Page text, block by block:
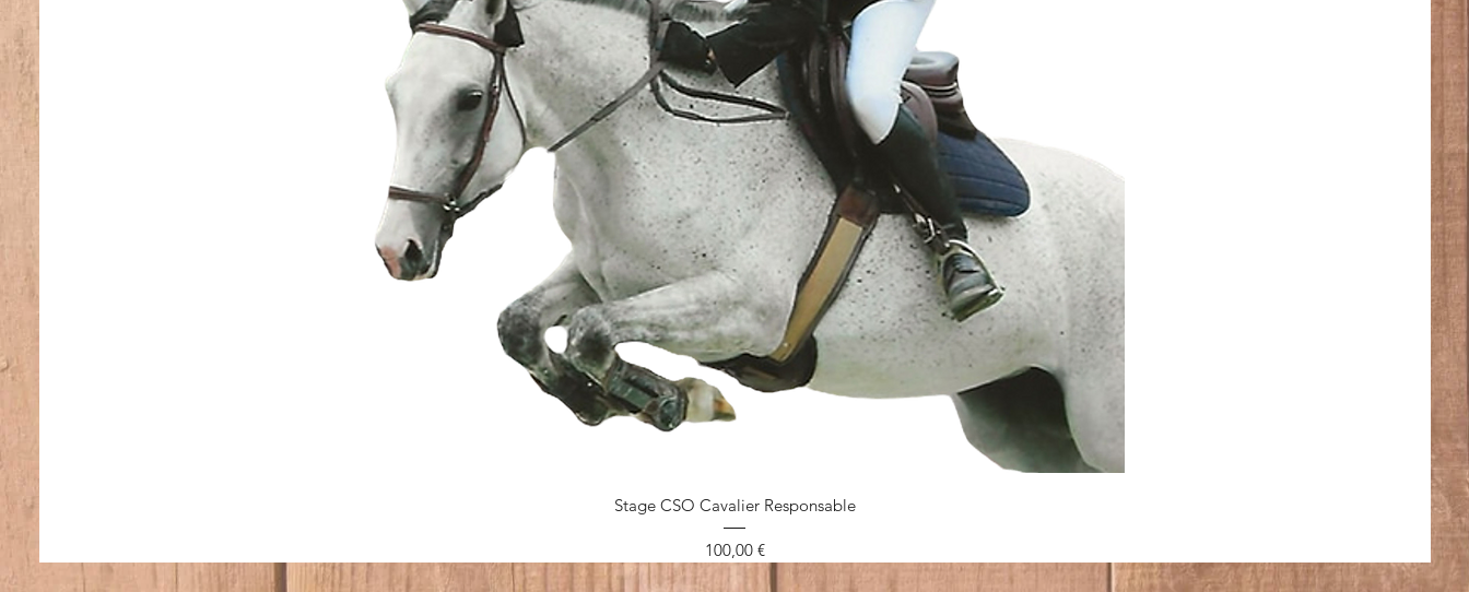
Aperçu rapide
Stage CSO Cavalier Responsable
Prix
100,00 €